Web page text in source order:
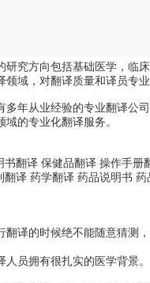
研究方向包括基础医学，
域，对翻译质量和译员专
年从业经验的专业翻译公
的专业化翻译服务。
翻译 保健品翻译 操作手
译 药学翻译 药品说明书 药
翻译的时候绝不能随意猜
员拥有很扎实的医学背景